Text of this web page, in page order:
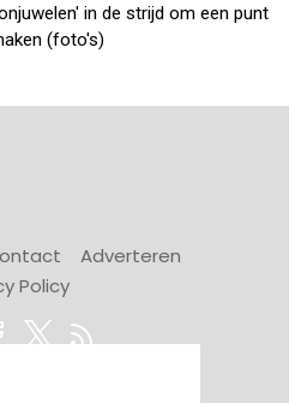
in de strijd om een punt
(foto's)
Adverteren
Policy